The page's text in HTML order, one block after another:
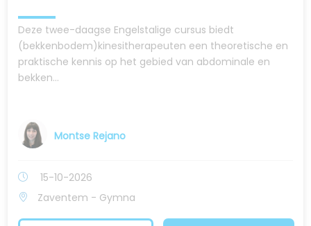
Deze twee-daagse Engelstalige cursus biedt
(bekkenbodem)kinesitherapeuten een theoretische en
praktische kennis op het gebied van abdominale en
bekken...
Montse Rejano
15-10-2026
Zaventem - Gymna